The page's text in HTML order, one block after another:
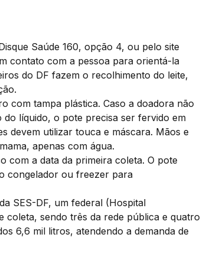
Saúde 160, opção 4, ou pelo site
contato com a pessoa para orientá-la
do DF fazem o recolhimento do leite,
com tampa plástica. Caso a doadora não
líquido, o pote precisa ser fervido em
devem utilizar touca e máscara. Mãos e
apenas com água.
com a data da primeira coleta. O pote
congelador ou freezer para
SES-DF, um federal (Hospital
coleta, sendo três da rede pública e quatro
6,6 mil litros, atendendo a demanda de